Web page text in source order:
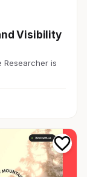
Visibility
Researcher is